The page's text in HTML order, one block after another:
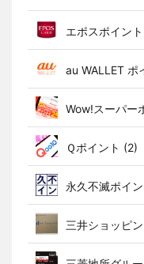
エポスポイン
au WALLET ポ
Wow!スーパー
Ｑポイント (2)
永久不滅ポイ
三井ショッピ